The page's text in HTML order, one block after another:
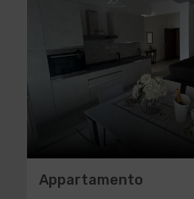
Appartamento